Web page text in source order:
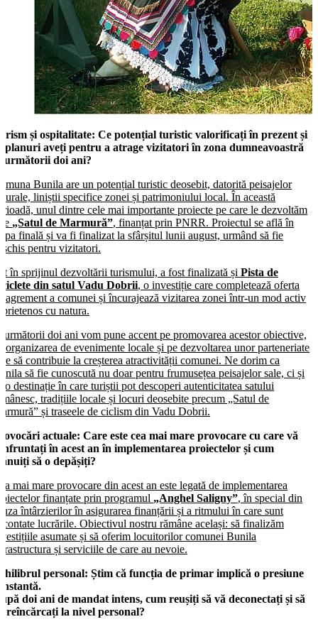
și ospitalitate: Ce potențial turistic valorificați în prezent și
planuri aveți pentru a atrage vizitatori în zona dumneavoastră
următorii doi ani?
Bunila are un potențial turistic deosebit, datorită peisajelor
liniștii specifice zonei și patrimoniului local. În această
unul dintre cele mai importante proiecte pe care le dezvoltăm
„Satul de Marmură”, finanțat prin PNRR. Proiectul se află în
finală și va fi finalizat la sfârșitul lunii august, urmând să fie
pentru vizitatori.
în sprijinul dezvoltării turismului, a fost finalizată șiPista de
din satul Vadu Dobrii, o investiție care completează oferta
agrement a comunei și încurajează vizitarea zonei într-un mod activ
prietenos cu natura.
următorii doi ani vom pune accent pe promovarea acestor obiective,
organizarea de evenimente locale și pe dezvoltarea unor parteneriate
să contribuie la creșterea atractivității comunei. Ne dorim ca
să fie cunoscută nu doar pentru frumusețea peisajelor sale, ci și
o destinație în care turiștii pot descoperi autenticitatea satului
tradițiile locale și locuri deosebite precum „Satul de
și traseele de ciclism din Vadu Dobrii.
actuale: Care este cea mai mare provocare cu care vă
în acest an în implementarea proiectelor și cum
să o depășiți?
mai mare provocare din acest an este legată de implementarea
finanțate prin programul „Anghel Saligny”, în special din
întârzierilor în asigurarea finanțării și a ritmului în care sunt
lucrările. Obiectivul nostru rămâne același: să finalizăm
asumate și să oferim locuitorilor comunei Bunila
și serviciile de care au nevoie.
personal: Știm că funcția de primar implică o presiune
doi ani de mandat intens, cum reușiți să vă deconectați și să
reîncărcați la nivel personal?